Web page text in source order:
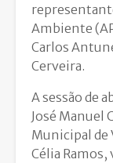
Ambiente
Carlos
Cerveira.
A sessão de
José Manuel
Municipal de
Célia